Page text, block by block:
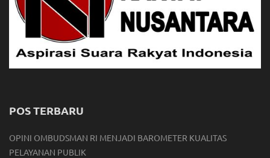
POS TERBARU
OPINI OMBUDSMAN RI MENJADI BAROMETER KUALITAS
PELAYANAN PUBLIK